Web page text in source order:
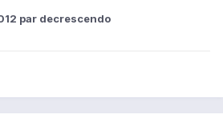
par decrescendo